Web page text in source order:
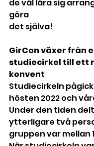
de väl lära sig
göra
det själva!
GirCon växer från
studiecirkel till ett
konvent
Studiecirkeln
hösten 2022 och
Under den tiden
ytterligare två
gruppen var mellan